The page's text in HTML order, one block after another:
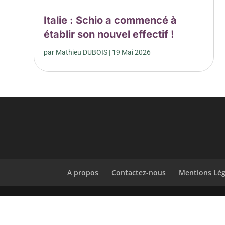
Italie : Schio a commencé à
établir son nouvel effectif !
par Mathieu DUBOIS | 19 Mai 2026
A propos Contactez-nous Mentions